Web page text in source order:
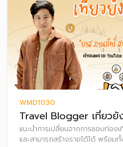
WMD1030
Travel Blogger เที่ยวยั
แนะนำการเปลี่ยนจากการชอบท่อง
และสามารถสร้างรายได้ได้ พร้อม